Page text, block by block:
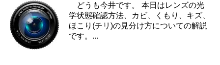
どうも今井です。 本日はレンズの光
学状態確認方法、カビ、くもり、キズ、
ほこり(チリ)の見分け方についての解説
です。...